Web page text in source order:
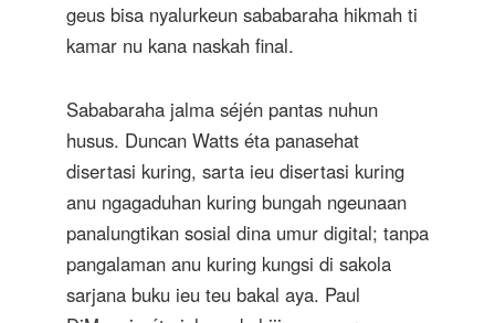
geus bisa nyalurkeun sababaraha hikmah ti
kamar nu kana naskah final.
Sababaraha jalma séjén pantas nuhun
husus. Duncan Watts éta panasehat
disertasi kuring, sarta ieu disertasi kuring
anu ngagaduhan kuring bungah ngeunaan
panalungtikan sosial dina umur digital; tanpa
pangalaman anu kuring kungsi di sakola
sarjana buku ieu teu bakal aya. Paul